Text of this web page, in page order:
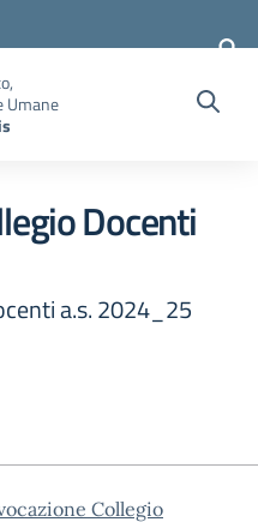
Umane
Docenti
a.s. 2024_25
Collegio